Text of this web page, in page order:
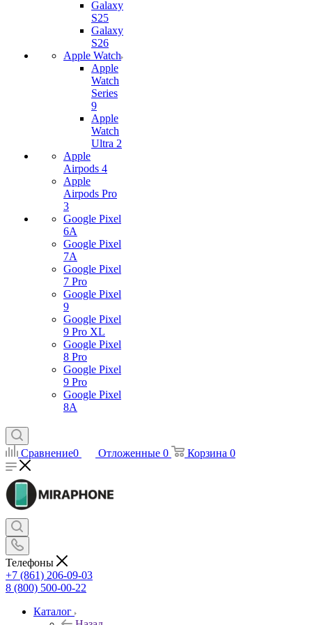
Galaxy
S25
Galaxy
S26
Apple Watch
Apple
Watch
Series
9
Apple
Watch
Ultra 2
Apple
Airpods 4
Apple
Airpods Pro
3
Google Pixel
6A
Google Pixel
7А
Google Pixel
7 Pro
Google Pixel
9
Google Pixel
9 Pro XL
Google Pixel
8 Pro
Google Pixel
9 Pro
Google Pixel
8A
Сравнение0 Отложенные 0 Корзина 0
Телефоны
+7 (861) 206-09-03
8 (800) 500-00-22
Каталог